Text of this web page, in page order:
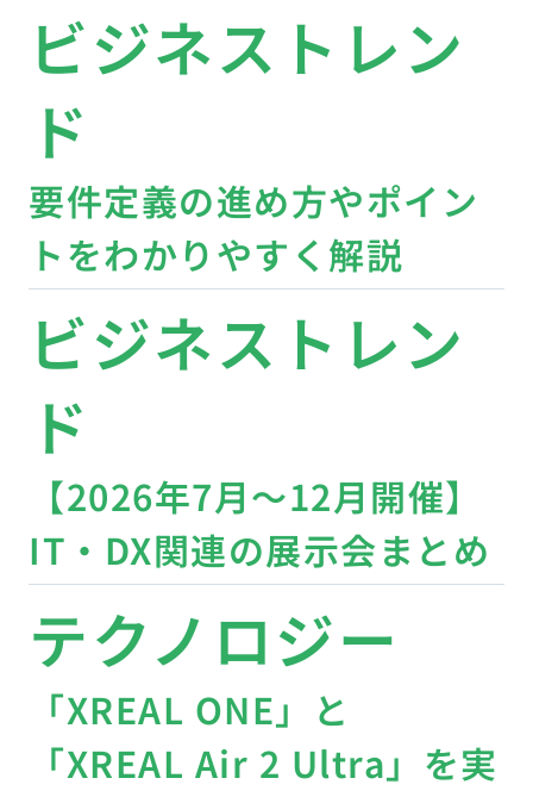
ビジネストレン
ド
【2026年7月〜12月開催】
IT・DX関連の展示会まとめ
ビジネストレン
ド
要件定義の進め方やポイン
トをわかりやすく解説
テクノロジー
「XREAL ONE」と
「XREAL Air 2 Ultra」を実